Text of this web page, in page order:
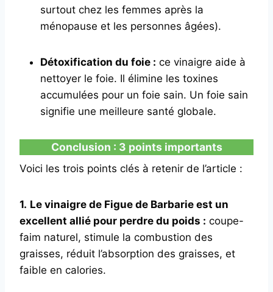
surtout chez les femmes après la
ménopause et les personnes âgées).
Détoxification du foie : ce vinaigre aide à
nettoyer le foie. Il élimine les toxines
accumulées pour un foie sain. Un foie sain
signifie une meilleure santé globale.
Conclusion : 3 points importants
Voici les trois points clés à retenir de l’article :
1. Le vinaigre de Figue de Barbarie est un
excellent allié pour perdre du poids : coupe-
faim naturel, stimule la combustion des
graisses, réduit l’absorption des graisses, et
faible en calories.